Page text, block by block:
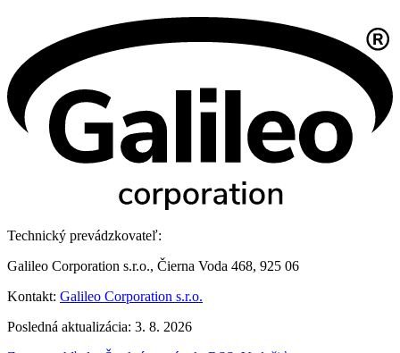
Technický prevádzkovateľ:
Galileo Corporation s.r.o., Čierna Voda 468, 925 06
Kontakt: Galileo Corporation s.r.o.
Posledná aktualizácia: 3. 8. 2026